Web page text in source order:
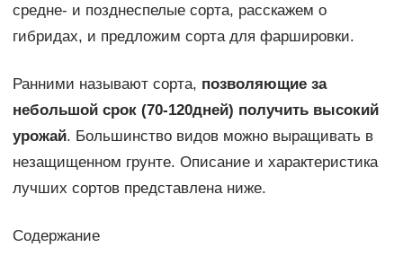
средне- и позднеспелые сорта, расскажем о
гибридах, и предложим сорта для фаршировки.
Ранними называют сорта, позволяющие за
небольшой срок (70-120дней) получить высокий
урожай. Большинство видов можно выращивать в
незащищенном грунте. Описание и характеристика
лучших сортов представлена ниже.
Содержание